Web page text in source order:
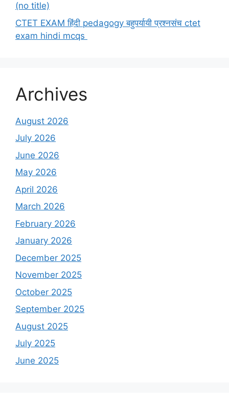
(no title)
CTET EXAM हिंदी pedagogy बहुपर्यायी प्रश्नसंच ctet
exam hindi mcqs
Archives
August 2026
July 2026
June 2026
May 2026
April 2026
March 2026
February 2026
January 2026
December 2025
November 2025
October 2025
September 2025
August 2025
July 2025
June 2025